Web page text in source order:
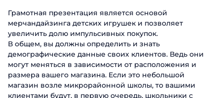
Грамотная презентация является основой
мерчандайзинга детских игрушек и позволяет
увеличить долю импульсивных покупок.
В общем, вы должны определить и знать
демографические данные своих клиентов. Ведь они
могут меняться в зависимости от расположения и
размера вашего магазина. Если это небольшой
магазин возле микрорайонной школы, то вашими
клиентами будут, в первую очередь, школьники с